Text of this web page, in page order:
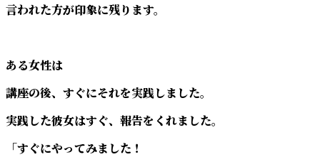
言われた方が印象に残ります。
ある女性は
講座の後、すぐにそれを実践しました。
実践した彼女はすぐ、報告をくれました。
「すぐにやってみました！